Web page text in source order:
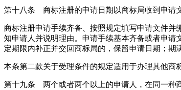
第十八条 商标注册的申请日期以商标局收到申请
商标注册申请手续齐备、按照规定填写申请文件
知申请人并说明理由。申请手续基本齐备或者申
定期限内补正并交回商标局的，保留申请日期；期
本条第二款关于受理条件的规定适用于办理其他商
第十九条 两个或者两个以上的申请人，在同一种